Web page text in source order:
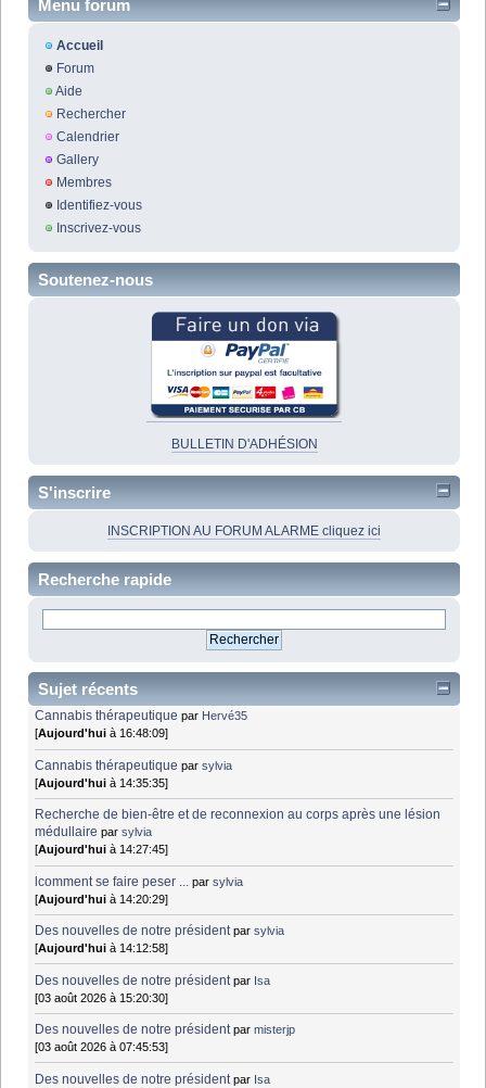
Menu forum
Accueil
Forum
Aide
Rechercher
Calendrier
Gallery
Membres
Identifiez-vous
Inscrivez-vous
Soutenez-nous
BULLETIN D'ADHÉSION
S'inscrire
INSCRIPTION AU FORUM ALARME cliquez ici
Recherche rapide
Sujet récents
Cannabis thérapeutique par Hervé35
[Aujourd'hui à 16:48:09]
Cannabis thérapeutique parsylvia
[Aujourd'hui à 14:35:35]
Recherche de bien-être et de reconnexion au corps après une lésion
médullaire parsylvia
[Aujourd'hui à 14:27:45]
lcomment se faire peser ... parsylvia
[Aujourd'hui à 14:20:29]
Des nouvelles de notre président parsylvia
[Aujourd'hui à 14:12:58]
Des nouvelles de notre président par Isa
[03 août 2026 à 15:20:30]
Des nouvelles de notre président parmisterjp
[03 août 2026 à 07:45:53]
Des nouvelles de notre président par Isa